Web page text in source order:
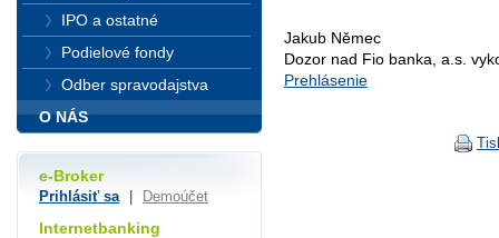
Jakub Němec
Dozor nad Fio banka, a.s.
Prehlásenie
IPO a ostatné
Podielové fondy
Odber spravodajstva
O NÁS
e-Broker
Prihlásiť sa Demoúčet
Internetbanking